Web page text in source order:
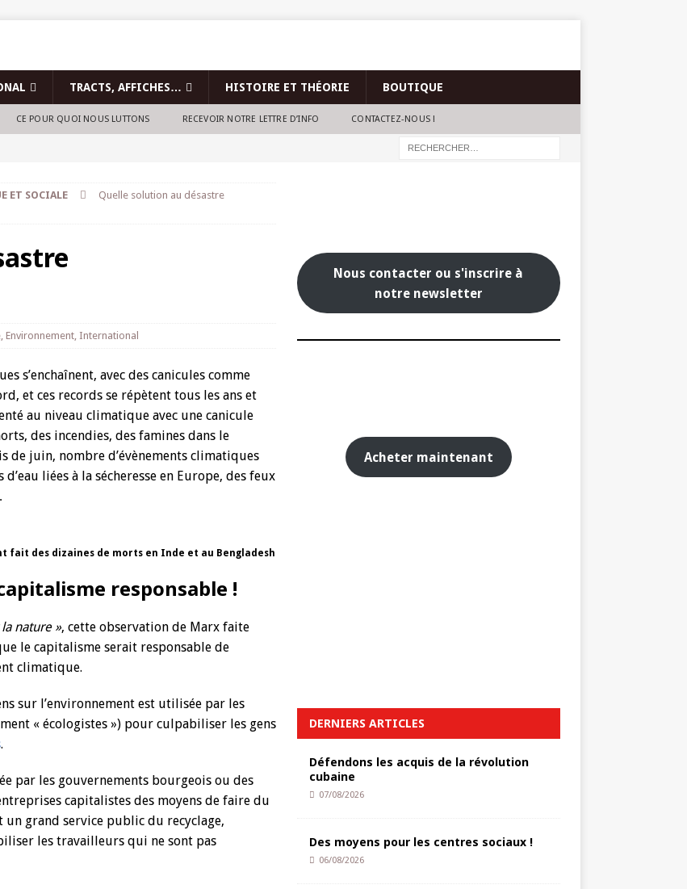
TRACTS, AFFICHES… HISTOIRE ET THÉORIE BOUTIQUE
CE POUR QUOI NOUS LUTTONS RECEVOIR NOTRE LETTRE D’INFO CONTACTEZ-NOUS !
ET SOCIALE
Quelle solution au désastre
, Environnement, International
s’enchaînent, avec des canicules comme
et ces records se répètent tous les ans et
au niveau climatique avec une canicule
des incendies, des famines dans le
de juin, nombre d’évènements climatiques
liées à la sécheresse en Europe, des feux
fait des dizaines de morts en Inde et au Bengladesh
responsable !
nature », cette observation de Marx faite
le capitalisme serait responsable de
climatique.
sur l’environnement est utilisée par les
« écologistes ») pour culpabiliser les gens
.
par les gouvernements bourgeois ou des
capitalistes des moyens de faire du
grand service public du recyclage,
les travailleurs qui ne sont pas
Nous contacter ou s'inscrire à
notre newsletter
Acheter maintenant
DERNIERS ARTICLES
Défendons les acquis de la révolution
cubaine
07/08/2026
Des moyens pour les centres sociaux !
06/08/2026